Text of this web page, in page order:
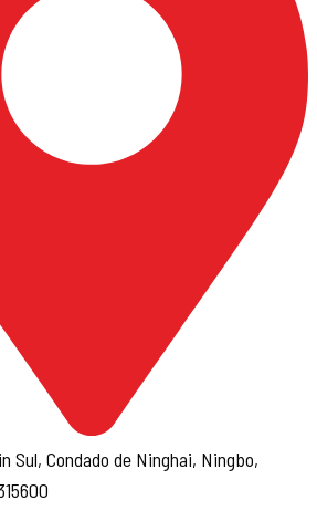
Sul, Condado de Ninghai, Ningbo,